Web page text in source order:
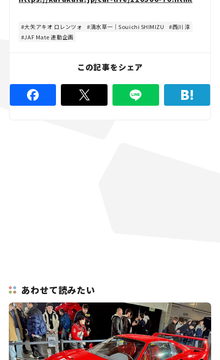
大矢アキオ ロレンツォ 清水草一｜Souichi SHIMIZU
西川 淳
JAF Mate 連動企画
この記事をシェア
あわせて読みたい